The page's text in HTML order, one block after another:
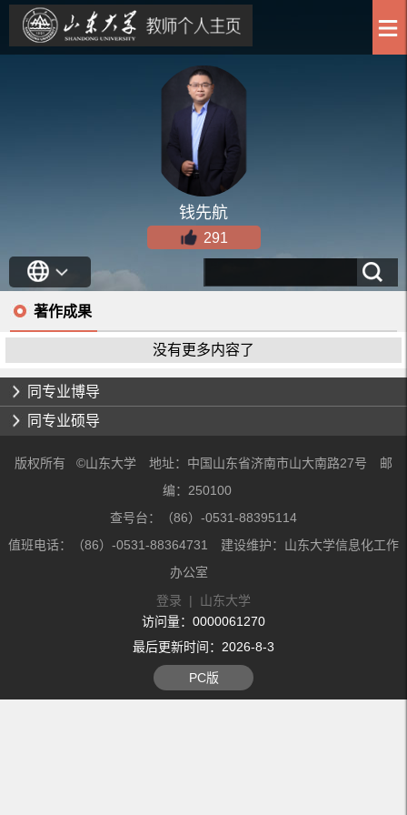
钱先航
291
著作成果
没有更多内容了
同专业博导
同专业硕导
版权所有 ©山东大学 地址：中国山东省济南市山大南路27号 邮
编：250100
查号台：（86）-0531-88395114
值班电话：（86）-0531-88364731 建设维护：山东大学信息化工作
办公室
登录 | 山东大学
访问量： 0000061270
最后更新时间： 2026-8-3
PC版